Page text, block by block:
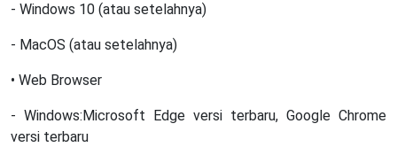
- Windows 10 (atau setelahnya)
- MacOS (atau setelahnya)
• Web Browser
- Windows:Microsoft Edge versi terbaru, Google Chrome
versi terbaru